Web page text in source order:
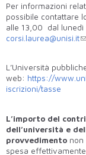
Per informazioni
possibile contattare
alle 13,00 dal
corsi.laurea@unisi.it
L’Università
web: https://
iscrizioni/tasse
L’importo del
dell’università e
provvedimento non
spesa